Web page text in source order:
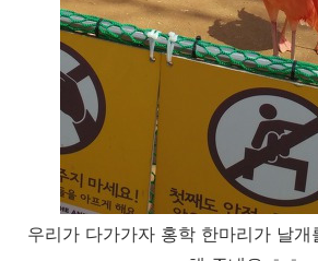
우리가 다가가자 홍학 한마리가 날개